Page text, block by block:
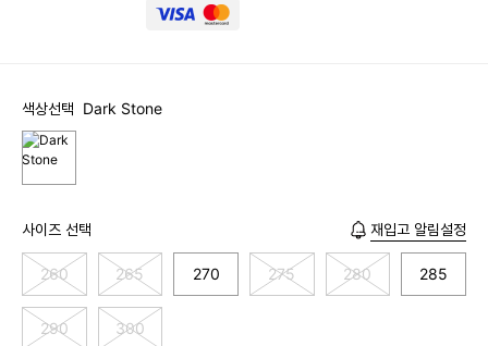
색상선택 Dark Stone
사이즈 선택 재입고 알림설정
260 265 270 275 280 285
290 300